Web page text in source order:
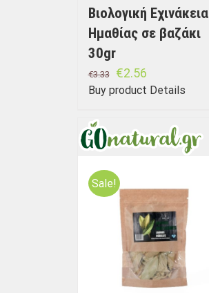
Βιολογική Εχινάκεια
Ημαθίας σε βαζάκι
30gr
€3.33 €2.56
Buy product Details
Sale!